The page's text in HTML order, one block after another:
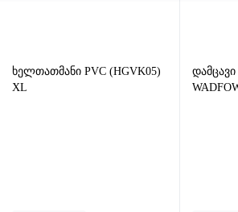
ხელთათმანი PVC (HGVK05)
XL